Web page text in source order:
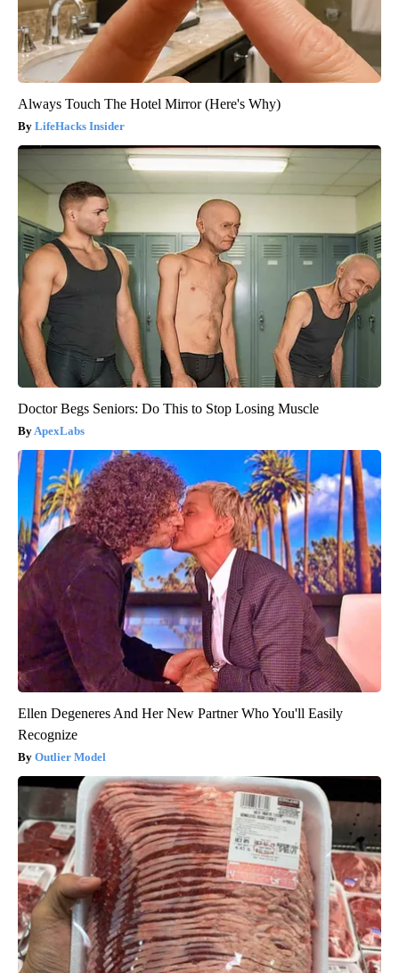
Always Touch The Hotel Mirror (Here's Why)
LifeHacks Insider
Doctor Begs Seniors: Do This to Stop Losing Muscle
ApexLabs
Ellen Degeneres And Her New Partner Who You'll Easily
Recognize
Outlier Model